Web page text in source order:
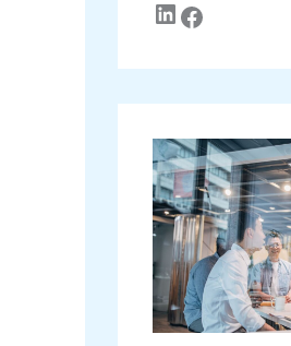
LinkedIn Facebook